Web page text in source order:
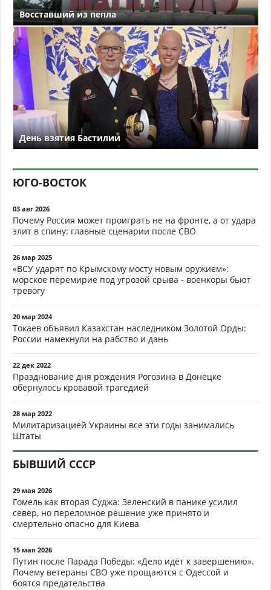
Восставший из пепла
День взятия Бастилии
ЮГО-ВОСТОК
03 авг 2026
Почему Россия может проиграть не на фронте, а от удара
элит в спину: главные сценарии после СВО
26 мар 2025
«ВСУ ударят по Крымскому мосту новым оружием»:
морское перемирие под угрозой срыва - военкоры бьют
тревогу
20 мар 2024
Токаев объявил Казахстан наследником Золотой Орды:
России намекнули на рабство и дань
22 дек 2022
Празднование дня рождения Рогозина в Донецке
обернулось кровавой трагедией
28 мар 2022
Милитаризацией Украины все эти годы занимались
Штаты
БЫВШИЙ СССР
29 мая 2026
Гомель как вторая Суджа: Зеленский в панике усилил
север, но переломное решение уже принято и
смертельно опасно для Киева
15 мая 2026
Путин после Парада Победы: «Дело идёт к завершению».
Почему ветераны СВО уже прощаются с Одессой и
боятся предательства